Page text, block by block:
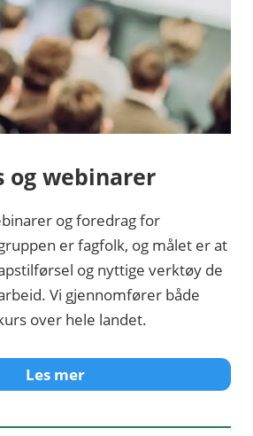
og webinarer
og foredrag for
er fagfolk, og målet er at
og nyttige verktøy de
Vi gjennomfører både
over hele landet.
Les mer